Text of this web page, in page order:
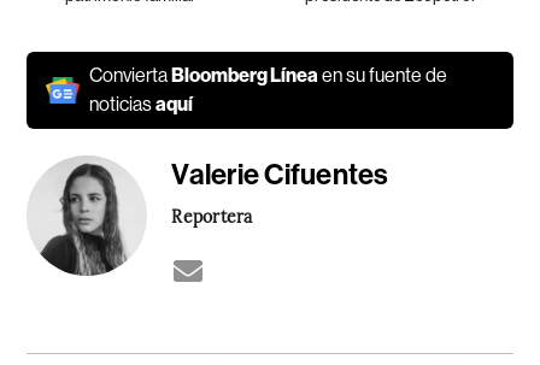
ConviertaBloomberg Líneaen su fuente de
noticiasaquí
Valerie Cifuentes
Reportera